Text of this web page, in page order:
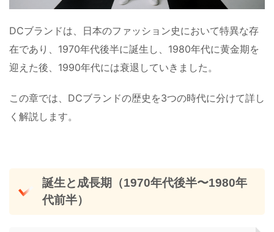
DCブランドは、日本のファッション史において特異な存
在であり、1970年代後半に誕生し、1980年代に黄金期を
迎えた後、1990年代には衰退していきました。
この章では、DCブランドの歴史を3つの時代に分けて詳し
く解説します。
誕生と成長期（1970年代後半〜1980年
代前半）